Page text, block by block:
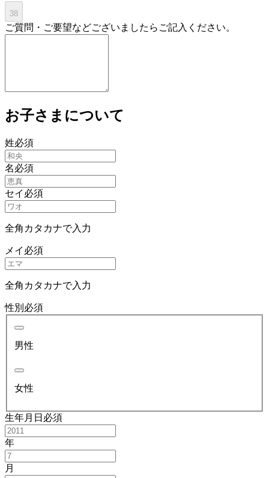
38
ご質問・ご要望などございましたらご記入ください。
お子さまについて
姓必須
名必須
セイ 必須
全角カタカナで入力
メイ 必須
全角カタカナで入力
性別 必須
男性
女性
生年月日 必須
年
月